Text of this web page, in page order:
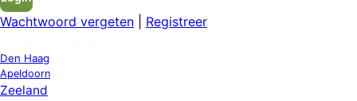
Wachtwoord vergeten
Registreer
Den Haag
Apeldoorn
Zeeland